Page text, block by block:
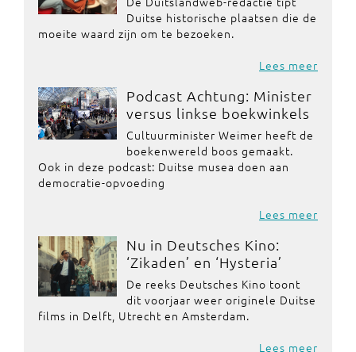
Duitse historische plaatsen die de
moeite waard zijn om te bezoeken.
Lees meer
Podcast Achtung: Minister
versus linkse boekwinkels
Cultuurminister Weimer heeft de
boekenwereld boos gemaakt.
Ook in deze podcast: Duitse musea doen aan
democratie-opvoeding
Lees meer
Nu in Deutsches Kino:
‘Zikaden’ en ‘Hysteria’
De reeks Deutsches Kino toont
dit voorjaar weer originele Duitse
films in Delft, Utrecht en Amsterdam.
Lees meer